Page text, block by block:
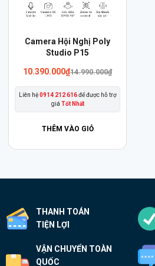
Camera Hội Nghị Poly
Studio P15
14.990.000₫
Giá
14.990.000₫.
10.390.000₫Giá
là:
10.390.000₫.
Liên hệ0914 212 616để được hỗ trợ
giá Tốt Nhất
THÊM VÀO GIỎ
THANH TOÁN
TIỆN LỢI
VẬN CHUYỂN TOÀN
QUỐC